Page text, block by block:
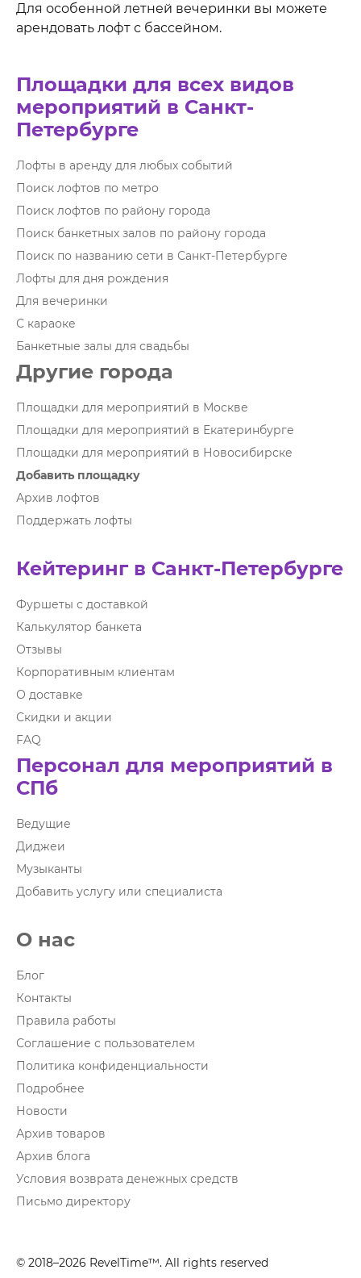
Для особенной летней вечеринки вы можете
арендовать лофт с бассейном.
Площадки для всех видов
мероприятий в Санкт-
Петербурге
Лофты в аренду для любых событий
Поиск лофтов по метро
Поиск лофтов по району города
Поиск банкетных залов по району города
Поиск по названию сети в Санкт-Петербурге
Лофты для дня рождения
Для вечеринки
С караоке
Банкетные залы для свадьбы
Другие города
Площадки для мероприятий в Москве
Площадки для мероприятий в Екатеринбурге
Площадки для мероприятий в Новосибирске
Добавить площадку
Архив лофтов
Поддержать лофты
Кейтеринг в Санкт-Петербурге
Фуршеты с доставкой
Калькулятор банкета
Отзывы
Корпоративным клиентам
О доставке
Скидки и акции
FAQ
Персонал для мероприятий в
СПб
Ведущие
Диджеи
Музыканты
Добавить услугу или специалиста
О нас
Блог
Контакты
Правила работы
Соглашение с пользователем
Политика конфиденциальности
Подробнее
Новости
Архив товаров
Архив блога
Условия возврата денежных средств
Письмо директору
© 2018–2026 RevelTime™. All rights reserved